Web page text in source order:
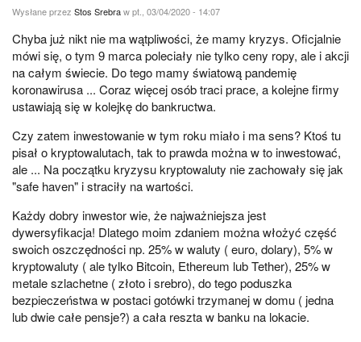
Wysłane przez Stos Srebraw pt., 03/04/2020 - 14:07
Chyba już nikt nie ma wątpliwości, że mamy kryzys. Oficjalnie
mówi się, o tym 9 marca poleciały nie tylko ceny ropy, ale i akcji
na całym świecie. Do tego mamy światową pandemię
koronawirusa ... Coraz więcej osób traci prace, a kolejne firmy
ustawiają się w kolejkę do bankructwa.
Czy zatem inwestowanie w tym roku miało i ma sens? Ktoś tu
pisał o kryptowalutach, tak to prawda można w to inwestować,
ale ... Na początku kryzysu kryptowaluty nie zachowały się jak
"safe haven" i straciły na wartości.
Każdy dobry inwestor wie, że najważniejsza jest
dywersyfikacja! Dlatego moim zdaniem można włożyć część
swoich oszczędności np. 25% w waluty ( euro, dolary), 5% w
kryptowaluty ( ale tylko Bitcoin, Ethereum lub Tether), 25% w
metale szlachetne ( złoto i srebro), do tego poduszka
bezpieczeństwa w postaci gotówki trzymanej w domu ( jedna
lub dwie całe pensje?) a cała reszta w banku na lokacie.